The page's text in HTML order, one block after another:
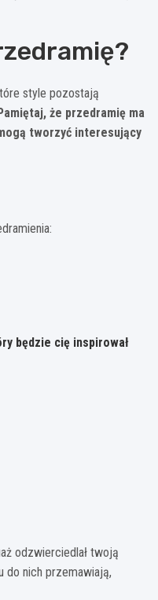
style pozostają
że przedramię ma
tworzyć interesujący
będzie cię inspirował
odzwierciedlał twoją
do nich przemawiają,